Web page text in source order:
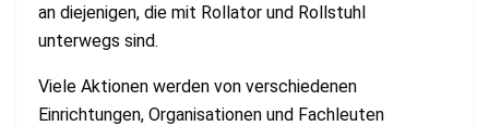
an diejenigen, die mit Rollator und Rollstuhl
unterwegs sind.
Viele Aktionen werden von verschiedenen
Einrichtungen, Organisationen und Fachleuten